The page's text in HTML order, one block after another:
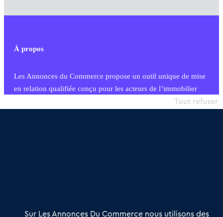
À propos
Les Annonces du Commerce propose un outil unique de mise
en relation qualifiée conçu pour les acteurs de l’immobilier
commercial et les collectivités territoriales, simple et intégrant
Offres Pro
Sur Les Annonces Du Commerce nous utilisons des
Tout refuser